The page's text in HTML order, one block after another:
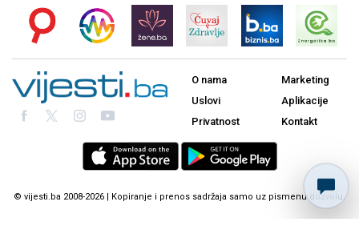
O nama
Uslovi
Privatnost
Marketing
Aplikacije
Kontakt
© vijesti.ba 2008-2026 | Kopiranje i prenos sadržaja samo uz pismenu dozvolu.